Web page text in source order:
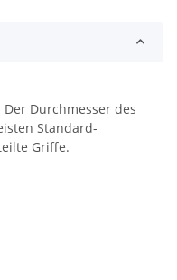
Durchmesser des
Standard-
Griffe.